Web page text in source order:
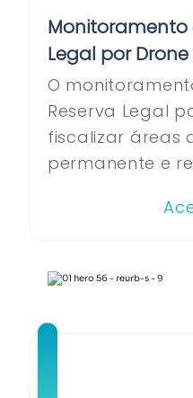
Monitoramento
Legal por Drone
O
Reserva Legal
fiscalizar áreas
permanente e